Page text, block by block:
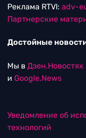
Реклама RTVI: adv-
Партнерские
Достойные
Мы в Дзен.Новостях
и Google.News
Уведомление об
технологий